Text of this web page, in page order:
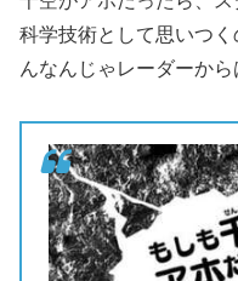
科学技術として思いつ
んなんじゃレーダーから